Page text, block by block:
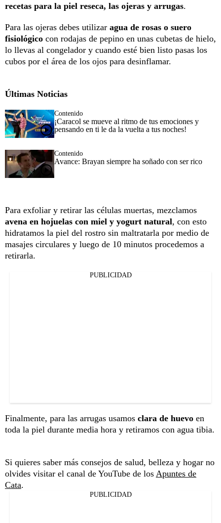
recetas para la piel reseca, las ojeras y arrugas.
Para las ojeras debes utilizar agua de rosas o suero
fisiológico con rodajas de pepino en unas cubetas de hielo,
lo llevas al congelador y cuando esté bien listo pasas los
cubos por el área de los ojos para desinflamar.
Últimas Noticias
Contenido
¡Caracol se mueve al ritmo de tus emociones y
pensando en ti le da la vuelta a tus noches!
Contenido
Avance: Brayan siempre ha soñado con ser rico
Para exfoliar y retirar las células muertas, mezclamos
avena en hojuelas con miel y yogurt natural, con esto
hidratamos la piel del rostro sin maltratarla por medio de
masajes circulares y luego de 10 minutos procedemos a
retirarla.
PUBLICIDAD
Finalmente, para las arrugas usamos clara de huevo en
toda la piel durante media hora y retiramos con agua tibia.
Si quieres saber más consejos de salud, belleza y hogar no
olvides visitar el canal de YouTube de los Apuntes de
Cata.
PUBLICIDAD